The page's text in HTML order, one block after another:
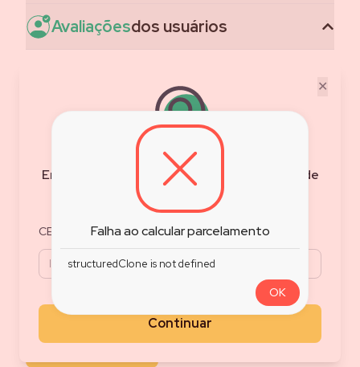
✕
Encontre as melhores ofertas e condições de
frete para sua região
CEP
Continuar
Avaliaçõesdos usuários
0.0 Nota do Produto
avaliações
Filtrar Avaliações
0
Avalie esse produto
Compartilhe o que achou do produto
Avaliar produto
Falha ao calcular parcelamento
structuredClone is not defined
OK